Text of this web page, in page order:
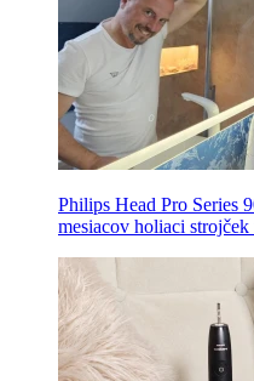
Philips Head Pro Series
mesiacov holiaci strojček